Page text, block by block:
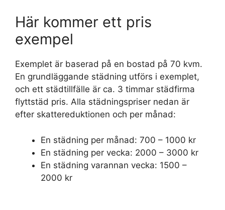
Här kommer ett pris
exempel
Exemplet är baserad på en bostad på 70 kvm.
En grundläggande städning utförs i exemplet,
och ett städtillfälle är ca. 3 timmar städfirma
flyttstäd pris. Alla städningspriser nedan är
efter skattereduktionen och per månad:
En städning per månad: 700 – 1000 kr
En städning per vecka: 2000 – 3000 kr
En städning varannan vecka: 1500 –
2000 kr